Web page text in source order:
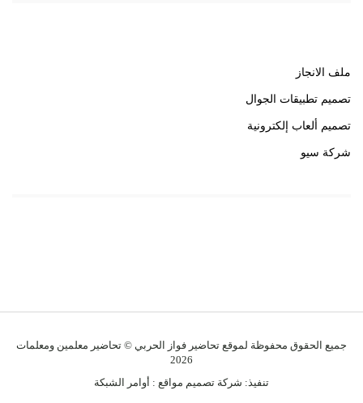
ملف الانجاز
تصميم تطبيقات الجوال
تصميم ألعاب إلكترونية
شركة سيو
جميع الحقوق محفوظة لموقع تحاضير فواز الحربي © تحاضير معلمين ومعلمات
2026
تنفيذ: شركة تصميم مواقع : أوامر الشبكة